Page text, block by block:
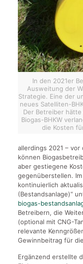
In den 2021er
Ausweitung der
Strategie. Eine der
neues Satelliten-
Der Betreiber
Biogas-BHKW
die Kosten
allerdings 2021 –
können
aber gestiegene
gegenüberstellen.
kontinuierlich
(Bestandsanlage)“
biogas-
Betreibern, die
(optional mit CNG-
relevante
Gewinnbeitrag für
Ergänzend erstellte